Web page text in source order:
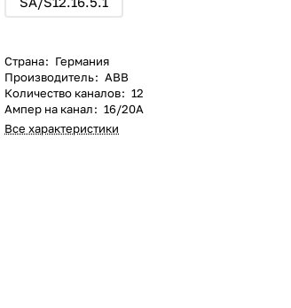
Страна: Германия
Производитель: ABB
Количество каналов: 12
Ампер на канал: 16/20А
Все характеристики